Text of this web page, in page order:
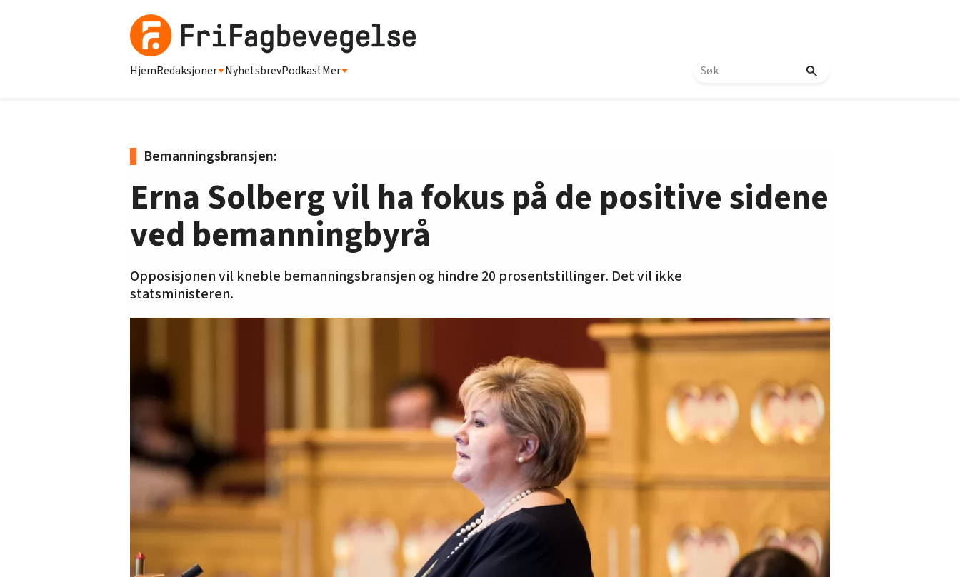
HjemRedaksjoner NyhetsbrevPodkastMer
Bemanningsbransjen:
Erna Solberg vil ha fokus på de positive sidene
ved bemanningbyrå
Opposisjonen vil kneble bemanningsbransjen og hindre 20 prosentstillinger. Det vil ikke
statsministeren.